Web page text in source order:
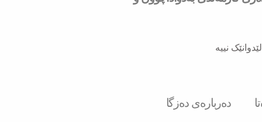
نییە
دەربارەی دەزگا